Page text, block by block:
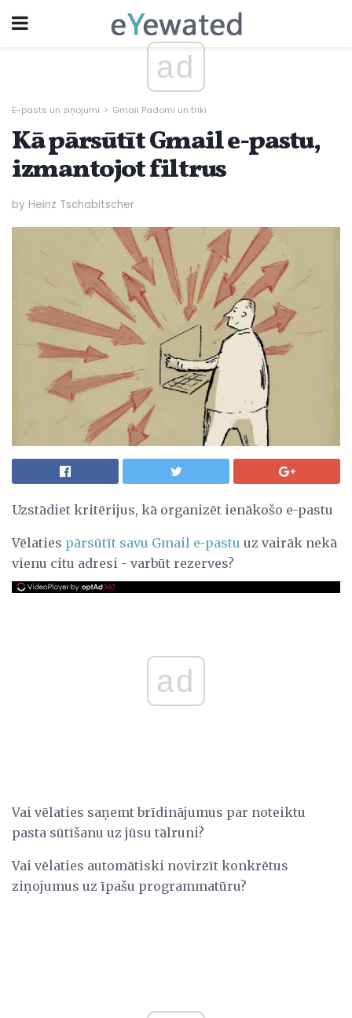
ad
E-pasts un ziņojumi Gmail Padomi un triki
Kā pārsūtīt Gmail e-pastu,
izmantojot filtrus
by Heinz Tschabitscher
Uzstādiet kritērijus, kā organizēt ienākošo e-pastu
Vēlaties pārsūtīt savu Gmail e-pastu uz vairāk nekā
vienu citu adresi - varbūt rezerves?
ad
Vai vēlaties saņemt brīdinājumus par noteiktu
pasta sūtīšanu uz jūsu tālruni?
Vai vēlaties automātiski novirzīt konkrētus
ziņojumus uz īpašu programmatūru?